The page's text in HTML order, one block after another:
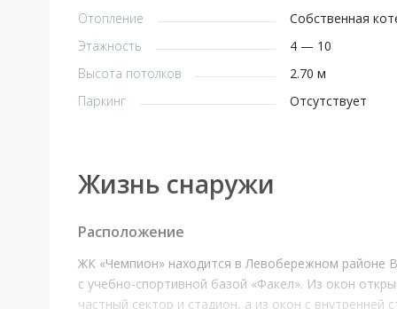
Отопление
Собственная
Этажность
4 — 10
Высота потолков
2.70 м
Паркинг
Отсутствует
Жизнь снаружи
Расположение
ЖК «Чемпион» находится в Левобережном районе
с учебно-спортивной базой «Факел». Из окон
частный сектор и стадион, а из окон с